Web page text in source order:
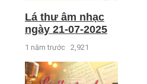
Lá thư âm nhạc
ngày 21-07-2025
1 năm trước 2,921